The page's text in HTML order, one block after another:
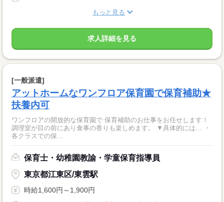
もっと見る
求人詳細を見る
[一般派遣]
アットホームなワンフロア保育園で保育補助★
扶養内可
ワンフロアの開放的な保育園で 保育補助のお仕事をお任せします！
調理室が目の前にあり食事の香りも楽しめます。 ▼具体的には… ・
各クラスでの保...
保育士・幼稚園教諭・学童保育指導員
東京都江東区/東雲駅
時給1,600円～1,900円